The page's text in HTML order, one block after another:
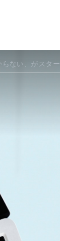
い、がスター